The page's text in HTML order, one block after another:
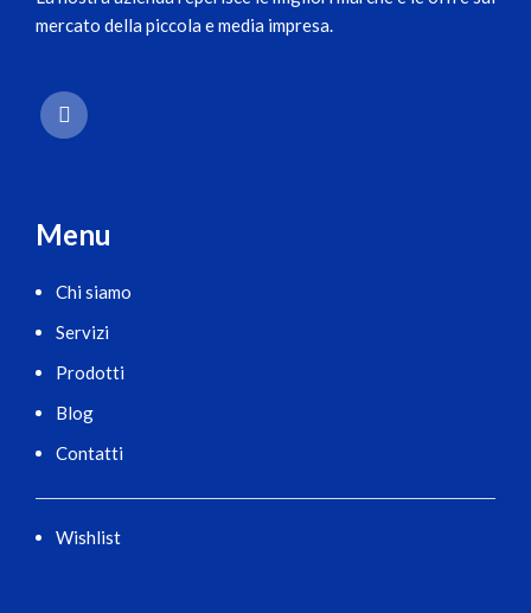
mercato della piccola e media impresa.
Menu
Chi siamo
Servizi
Prodotti
Blog
Contatti
Wishlist